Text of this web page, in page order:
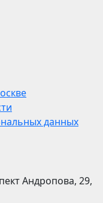
данных
Андропова, 29,